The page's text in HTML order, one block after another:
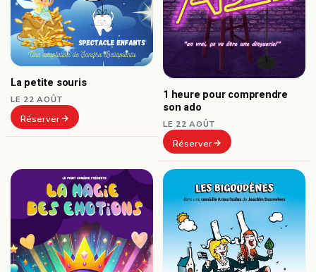
La petite souris
LE 22 AOÛT
Réserver
1 heure pour comprendre
son ado
LE 22 AOÛT
Réserver